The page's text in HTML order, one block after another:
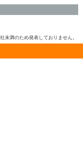
未満のため発表しておりません。